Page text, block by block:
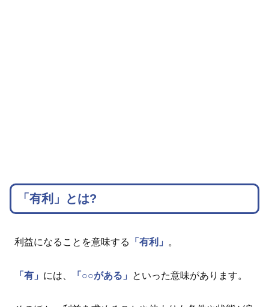
「有利」とは?
利益になることを意味する 「有利」 。
「有」 には、 「○○がある」 といった意味があります。